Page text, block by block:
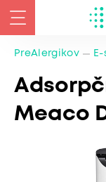
PreAlergikov
Meaco